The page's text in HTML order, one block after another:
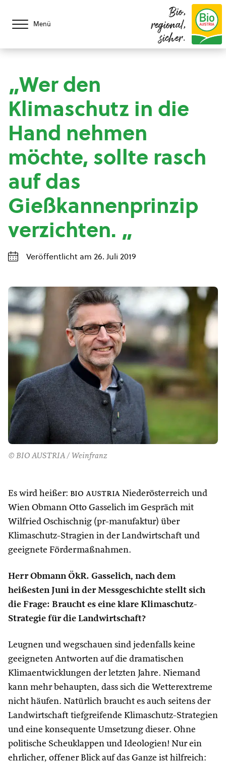
Menü
Bio,
regional,
sicher.
„Wer den
Klimaschutz in die
Hand nehmen
möchte, sollte rasch
auf das
Gießkannenprinzip
verzichten. „
Veröffentlicht am 26. Juli 2019
© BIO AUSTRIA / Weinfranz
Es wird heißer: bio austria Niederösterreich und
Wien Obmann Otto Gasselich im Gespräch mit
Wilfried Oschischnig (pr-manufaktur) über
Klimaschutz-Stragien in der Landwirtschaft und
geeignete Fördermaßnahmen.
Herr Obmann ÖkR. Gasselich, nach dem
heißesten Juni in der Messgeschichte stellt sich
die Frage: Braucht es eine klare Klimaschutz-
Strategie für die Landwirtschaft?
Leugnen und wegschauen sind jedenfalls keine
geeigneten Antworten auf die dramatischen
Klimaentwicklungen der letzten Jahre. Niemand
kann mehr behaupten, dass sich die Wetterextreme
nicht häufen. Natürlich braucht es auch seitens der
Landwirtschaft tiefgreifende Klimaschutz-Strategien
und eine konsequente Umsetzung dieser. Ohne
politische Scheuklappen und Ideologien! Nur ein
ehrlicher, offener Blick auf das Ganze ist hilfreich: